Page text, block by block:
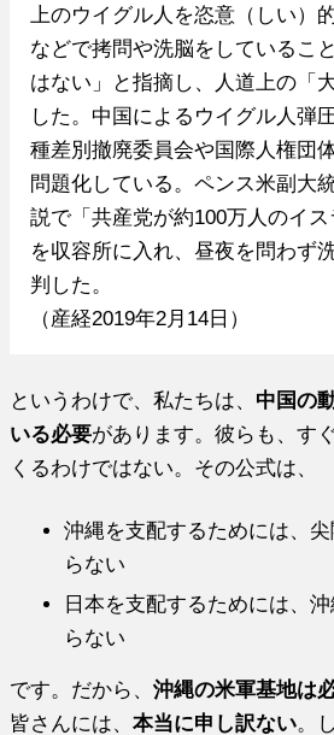
上のウイグル人を恣意（しい）
などで拷問や洗脳をしているこ
はない」と指摘し、人道上の「
した。中国によるウイグル人弾
種差別撤廃委員会や国際人権団
問題化している。ペンス米副大
説で「共産党が約100万人のイス
を収容所に入れ、昼夜を問わず
判した。
（産経2019年2月14日）
というわけで、私たちは、 中国の
いる必要があります。彼らも、す
くるわけではない。その公式は、
沖縄を支配するためには、
らない
日本を支配するためには、
らない
です。だから、沖縄の米軍基地は
皆さんには、本当に申し訳ない。